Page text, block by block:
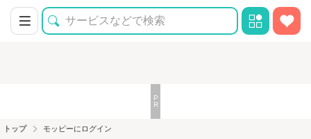
トップ モッピーにログイン